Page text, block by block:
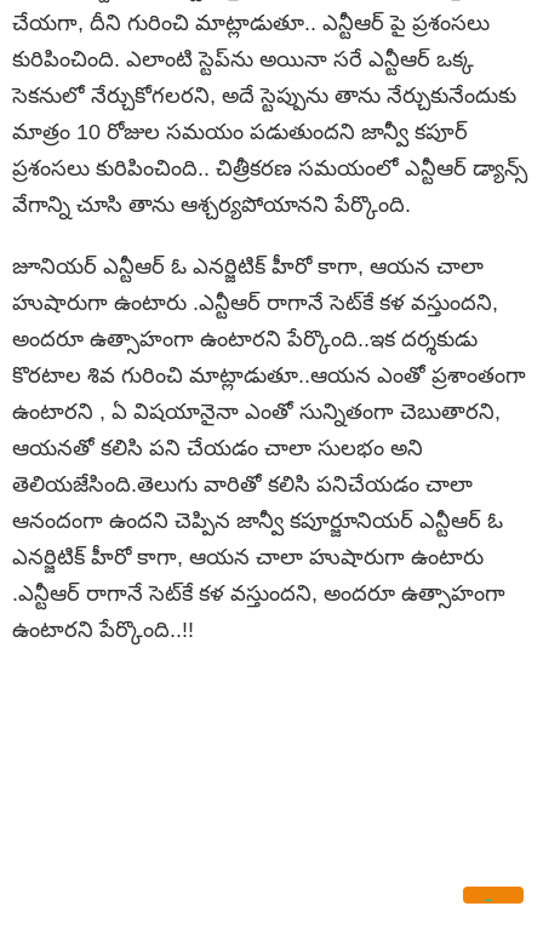
చేయ‌గా, దీని గురించి మాట్లాడుతూ.. ఎన్టీఆర్ పై ప్ర‌శంస‌లు
కురిపించింది. ఎలాంటి స్టెప్‌ను అయినా స‌రే ఎన్టీఆర్ ఒక్క
సెక‌నులో నేర్చుకోగ‌ల‌ర‌ని, అదే స్టెప్పును తాను నేర్చుకునేందుకు
మాత్రం 10 రోజుల స‌మ‌యం ప‌డుతుందని జాన్వీ క‌పూర్
ప్ర‌శంస‌లు కురిపించింది.. చిత్రీక‌ర‌ణ స‌మ‌యంలో ఎన్టీఆర్ డ్యాన్స్
వేగాన్ని చూసి తాను ఆశ్చర్య‌పోయాన‌ని పేర్కొంది.
జూనియ‌ర్ ఎన్టీఆర్ ఓ ఎనర్జిటిక్ హీరో కాగా, ఆయన చాలా
హుషారుగా ఉంటారు .ఎన్టీఆర్ రాగానే సెట్‌కే క‌ళ వ‌స్తుంద‌ని,
అంద‌రూ ఉత్సాహంగా ఉంటార‌ని పేర్కొంది..ఇక ద‌ర్శ‌కుడు
కొర‌టాల శివ గురించి మాట్లాడుతూ..ఆయ‌న ఎంతో ప్ర‌శాంతంగా
ఉంటార‌ని , ఏ విష‌యానైనా ఎంతో సున్నితంగా చెబుతార‌ని,
ఆయ‌న‌తో క‌లిసి ప‌ని చేయ‌డం చాలా సుల‌భం అని
తెలియ‌జేసింది.తెలుగు వారితో కలిసి పనిచేయడం చాలా
ఆనందంగా ఉందని చెప్పిన జాన్వీ క‌పూర్జూనియ‌ర్ ఎన్టీఆర్ ఓ
ఎనర్జిటిక్ హీరో కాగా, ఆయన చాలా హుషారుగా ఉంటారు
.ఎన్టీఆర్ రాగానే సెట్‌కే క‌ళ వ‌స్తుంద‌ని, అంద‌రూ ఉత్సాహంగా
ఉంటార‌ని పేర్కొంది..!!